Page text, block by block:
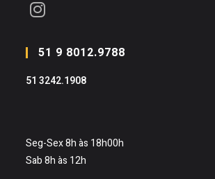
em
nova
51 9 8012.9788
51 3242.1908
Seg-Sex 8h às 18h00h
Sab 8h às 12h